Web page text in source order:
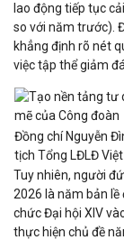
lao động tiếp tục
so với năm trước).
khẳng định rõ nét
việc tập thể giảm
Đồng chí Nguyễn
tịch Tổng LĐLĐ
Tuy nhiên, người
2026 là năm bản lề
chức Đại hội XIV
thực hiện chủ đề